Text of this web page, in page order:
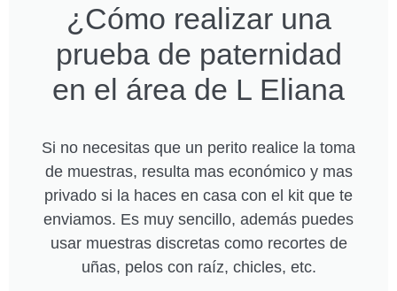
¿Cómo realizar una
prueba de paternidad
en el área de L Eliana
Si no necesitas que un perito realice la toma
de muestras, resulta mas económico y mas
privado si la haces en casa con el kit que te
enviamos. Es muy sencillo, además puedes
usar muestras discretas como recortes de
uñas, pelos con raíz, chicles, etc.